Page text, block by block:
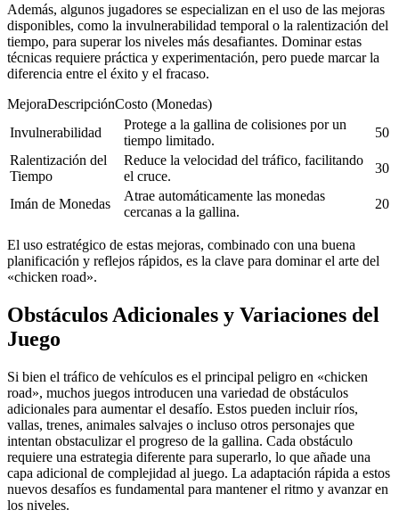
Además, algunos jugadores se especializan en el uso de las mejoras
disponibles, como la invulnerabilidad temporal o la ralentización del
tiempo, para superar los niveles más desafiantes. Dominar estas
técnicas requiere práctica y experimentación, pero puede marcar la
diferencia entre el éxito y el fracaso.
MejoraDescripciónCosto (Monedas)
Invulnerabilidad
Protege a la gallina de colisiones por un
tiempo limitado.
50
Ralentización del
Tiempo
Reduce la velocidad del tráfico, facilitando
el cruce.
30
Imán de Monedas
Atrae automáticamente las monedas
cercanas a la gallina.
20
El uso estratégico de estas mejoras, combinado con una buena
planificación y reflejos rápidos, es la clave para dominar el arte del
«chicken road».
Obstáculos Adicionales y Variaciones del
Juego
Si bien el tráfico de vehículos es el principal peligro en «chicken
road», muchos juegos introducen una variedad de obstáculos
adicionales para aumentar el desafío. Estos pueden incluir ríos,
vallas, trenes, animales salvajes o incluso otros personajes que
intentan obstaculizar el progreso de la gallina. Cada obstáculo
requiere una estrategia diferente para superarlo, lo que añade una
capa adicional de complejidad al juego. La adaptación rápida a estos
nuevos desafíos es fundamental para mantener el ritmo y avanzar en
los niveles.